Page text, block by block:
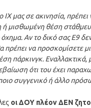
ΙΧ μας σε ακινησία,
ή μισθωμένη θέση
Αν το δικό σας Ε9
πρέπει να προσκομίσετε
πάρκινγκ. Εναλλακτικά,
ότι του έχει
συγγενικό ή άλλο
οι ΔΟΥ πλέον ΔΕΝ